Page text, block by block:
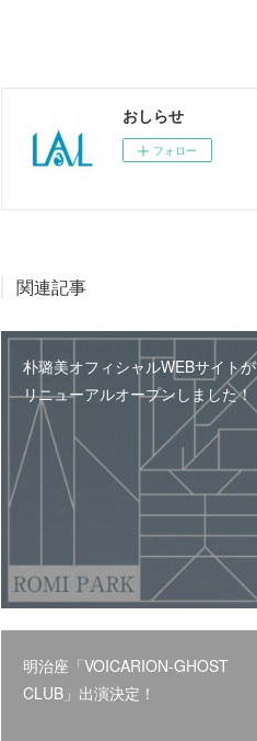
おしらせ
フォロー
関連記事
朴璐美オフィシャルWEBサイトが
リニューアルオープンしました！
明治座「VOICARION-GHOST
CLUB」出演決定！